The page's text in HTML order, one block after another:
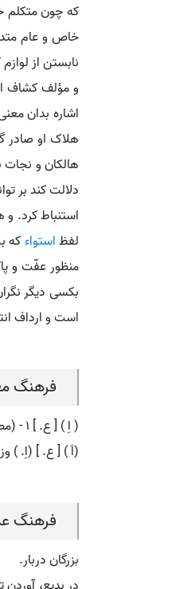
که چون متکلم
خاص و عام
نابستن از
و مؤلف کشاف
اشاره بدان
هلاک او صادر
هالکان و نجات
دلالت کند بر
استنباط کرد.
لفظاستواءکه
منظور عفّت و
بکسی دیگر
است و ارداف
فرهنگ
( اِ ) [ ع. ] ۱ - (مص ل. ) از پی درآمدن، پیروی کردن، در پی کسی رفتن. ۲ - (مص م. ) از پی درآوردن، سپس نشاندن، به ترک نشاندن.، ~نجوم: از پس یکدیگر برآمدن ستارگان.
(اَ ) [ ع. ] (اِ. )
فرهنگ
بزرگان دربار.